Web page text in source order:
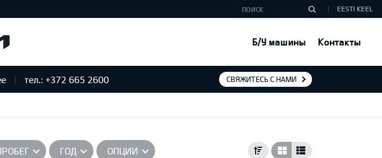
Б/У машины Контакты
EESTI KEEL
тел.: +372 665 2600 СВЯЖИТЕСЬ С НАМИ
ГОД ОПЦИИ